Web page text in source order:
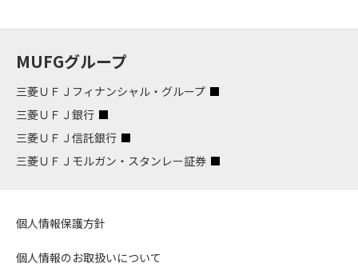
MUFGグループ
三菱ＵＦＪフィナンシャル・グループ
三菱ＵＦＪ銀行
三菱ＵＦＪ信託銀行
三菱ＵＦＪモルガン・スタンレー証券
個人情報保護方針
個人情報のお取扱いについて